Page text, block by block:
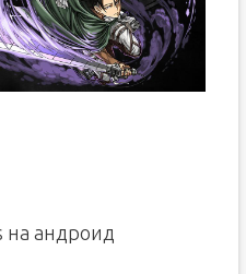
на андроид